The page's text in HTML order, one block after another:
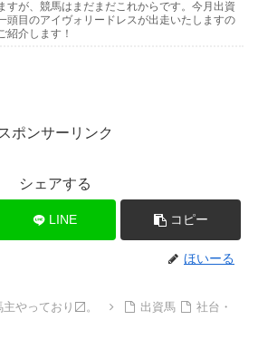
すが、競馬はまだまだこれからです。今月出資
頭目のアイヴォリードレスが出走いたしますの
紹介します！
スポンサーリンク
シェアする
LINE コピー
ほいーる
やっており〼。 出資馬
社台・